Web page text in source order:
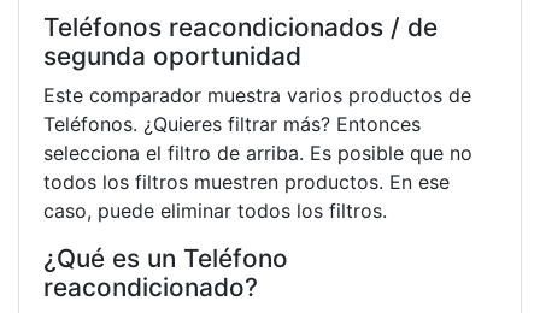
Teléfonos reacondicionados / de
segunda oportunidad
Este comparador muestra varios productos de
Teléfonos. ¿Quieres filtrar más? Entonces
selecciona el filtro de arriba. Es posible que no
todos los filtros muestren productos. En ese
caso, puede eliminar todos los filtros.
¿Qué es un Teléfono
reacondicionado?